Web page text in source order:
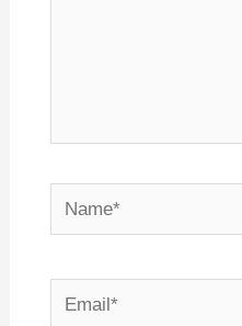
Name*
Email*